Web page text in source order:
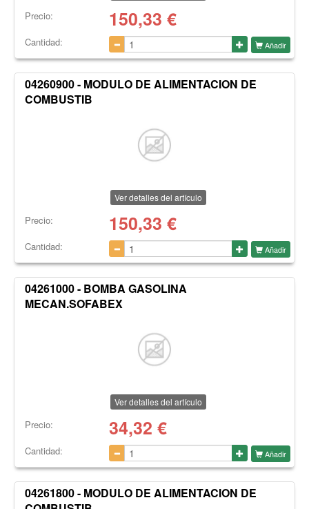
Precio: 150,33 €
Cantidad: Añadir
04260900 - MODULO DE ALIMENTACION DE
COMBUSTIB
Ver detalles del artículo
Precio: 150,33 €
Cantidad: Añadir
04261000 - BOMBA GASOLINA
MECAN.SOFABEX
Ver detalles del artículo
Precio: 34,32 €
Cantidad: Añadir
04261800 - MODULO DE ALIMENTACION DE